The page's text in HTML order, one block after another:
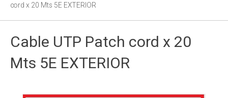
cord x 20 Mts 5E EXTERIOR
Cable UTP Patch cord x 20
Mts 5E EXTERIOR